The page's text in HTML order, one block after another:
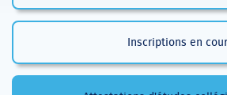
Inscriptions en